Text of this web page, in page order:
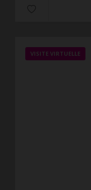
VISITE VIRTUELLE